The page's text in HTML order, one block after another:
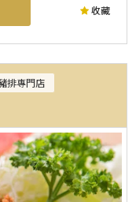
收藏
排專門店